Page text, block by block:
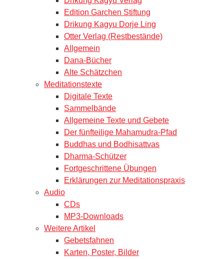
Edition Garchen Stiftung
Drikung Kagyu Dorje Ling
Otter Verlag (Restbestände)
Allgemein
Dana-Bücher
Alte Schätzchen
Meditationstexte
Digitale Texte
Sammelbände
Allgemeine Texte und Gebete
Der fünfteilige Mahamudra-Pfad
Buddhas und Bodhisattvas
Dharma-Schützer
Fortgeschrittene Übungen
Erklärungen zur Meditationspraxis
Audio
CDs
MP3-Downloads
Weitere Artikel
Gebetsfahnen
Karten, Poster, Bilder